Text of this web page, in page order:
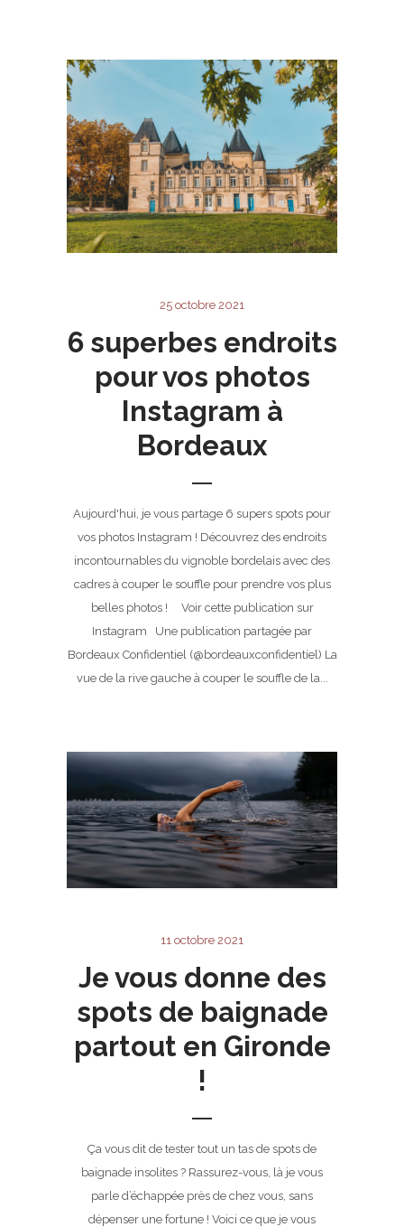
25 octobre 2021
6 superbes endroits
pour vos photos
Instagram à
Bordeaux
Aujourd'hui, je vous partage 6 supers spots pour
vos photos Instagram ! Découvrez des endroits
incontournables du vignoble bordelais avec des
cadres à couper le souffle pour prendre vos plus
belles photos ! Voir cette publication sur
Instagram Une publication partagée par
Bordeaux Confidentiel (@bordeauxconfidentiel) La
vue de la rive gauche à couper le souffle de la...
11 octobre 2021
Je vous donne des
spots de baignade
partout en Gironde
!
Ça vous dit de tester tout un tas de spots de
baignade insolites ? Rassurez-vous, là je vous
parle d’échappée près de chez vous, sans
dépenser une fortune ! Voici ce que je vous